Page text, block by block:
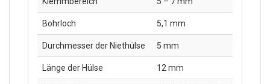
Bohrloch 5,1 mm
Durchmesser der Niethülse 5 mm
Länge der Hülse 12 mm